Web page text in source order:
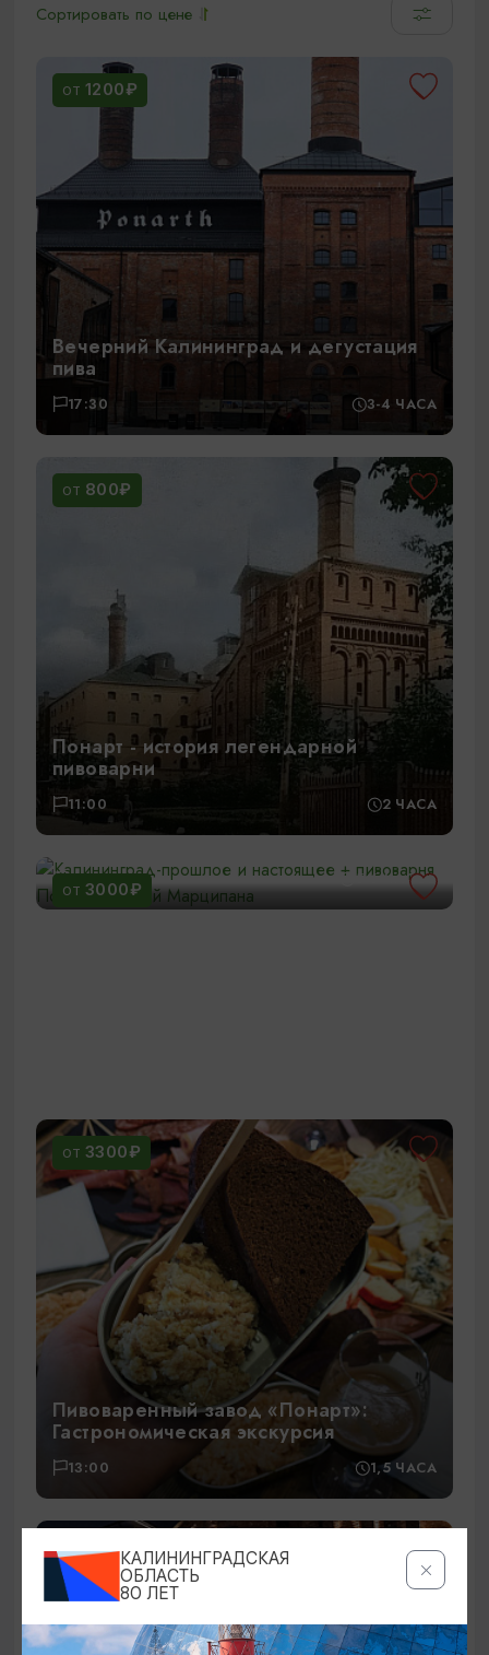
Сортировать по цене
ОТ 1200₽
Вечерний Калининград и дегустация
пива
17:30 3-4 ЧАСА
ОТ 800₽
Понарт - история легендарной
пивоварни
11:00 2 ЧАСА
ОТ 3000₽
Калининград-прошлое и настоящее +
пивоварня Понарт и Музей Марципана
12:00 5-6 ЧАСОВ
ОТ 3300₽
Пивоваренный завод «Понарт»:
Гастрономическая экскурсия
13:00 1,5 ЧАСА
ОТ6500₽КАЛИНИНГРАДСКАЯ
ОБЛАСТЬ
80 ЛЕТ